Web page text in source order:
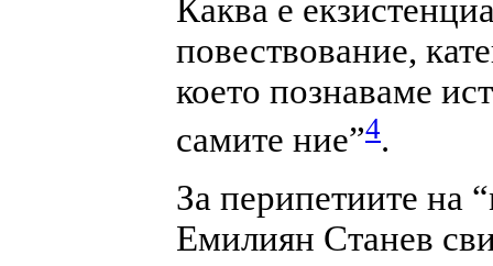
Каква е
повествование,
което познаваме
самите ние”4.
За перипетиите на
Емилиян Станев